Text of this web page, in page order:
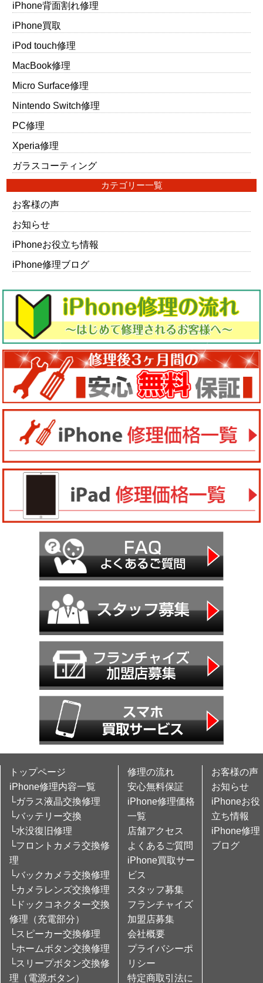
iPhone背面割れ修理
iPhone買取
iPod touch修理
MacBook修理
Micro Surface修理
Nintendo Switch修理
PC修理
Xperia修理
ガラスコーティング
カテゴリー一覧
お客様の声
お知らせ
iPhoneお役立ち情報
iPhone修理ブログ
トップページ
iPhone修理内容一覧
└ガラス液晶交換修理
└バッテリー交換
└水没復旧修理
└フロントカメラ交換修
理
└バックカメラ交換修理
└カメラレンズ交換修理
└ドックコネクター交換
修理（充電部分）
└スピーカー交換修理
└ホームボタン交換修理
└スリープボタン交換修
理（電源ボタン）
修理の流れ
安心無料保証
iPhone修理価格
一覧
店舗アクセス
よくあるご質問
iPhone買取サー
ビス
スタッフ募集
フランチャイズ
加盟店募集
会社概要
プライバシーポ
リシー
特定商取引法に
お客様の声
お知らせ
iPhoneお役
立ち情報
iPhone修理
ブログ